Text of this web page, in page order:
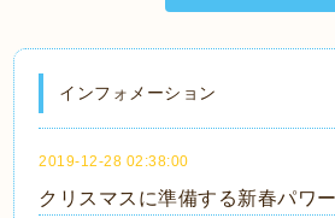
インフォメーション
2019-12-28 02:38:00
クリスマスに準備する新春パワ